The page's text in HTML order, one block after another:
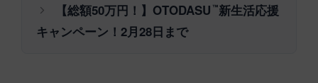
【総額50万円！】OTODASU ™新生活応援
キャンペーン！2月28日まで